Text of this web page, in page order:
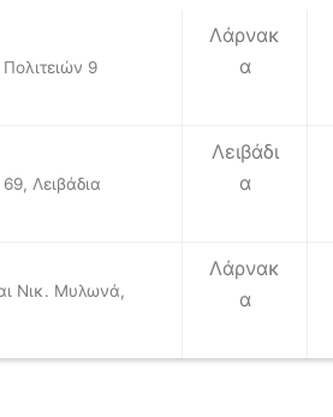
9
Λάρνακ
α
Λειβάδια
Λειβάδι
α
Νικ. Μυλωνά,
Λάρνακ
α